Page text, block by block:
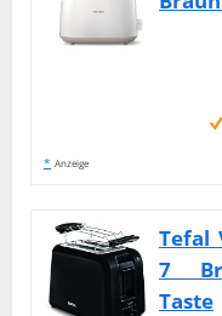
* Anzeige
Tefal
7
Taste